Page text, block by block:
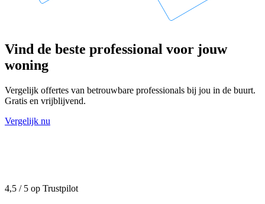
Vind de beste professional voor jouw
woning
Vergelijk offertes van betrouwbare professionals bij jou in de buurt.
Gratis en vrijblijvend.
Vergelijk nu
4,5 / 5 op Trustpilot